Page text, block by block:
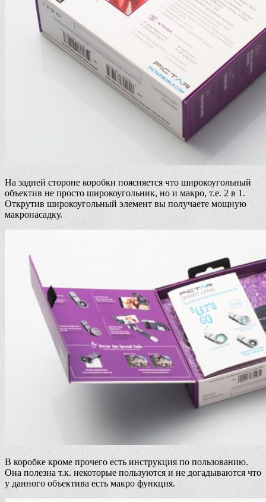
На задней стороне коробки поясняется что широкоугольный
объектив не просто широкоугольник, но и макро, т.е. 2 в 1.
Открутив широкоугольный элемент вы получаете мощную
макронасадку.
В коробке кроме прочего есть инструкция по пользованию.
Она полезна т.к. некоторые пользуются и не догадываются что
у данного объектива есть макро функция.